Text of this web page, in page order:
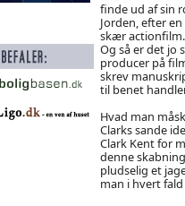
finde ud af sin
Jorden, efter
skær
Og så er det jo
producer på
skrev
til benet
Hvad man
Clarks sande
Clark Kent for
denne
pludselig et
man i hvert